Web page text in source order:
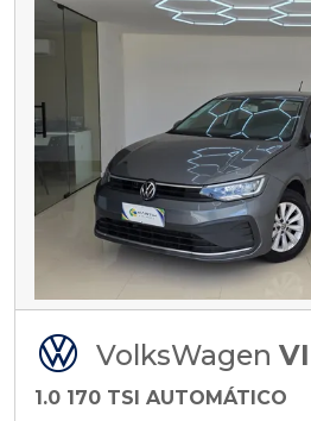
VolksWagen
1.0 170 TSI AUTOMÁTICO